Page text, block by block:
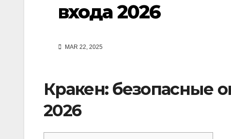
входа 2026
MAR 22, 2025
Кракен: безопасные
2026